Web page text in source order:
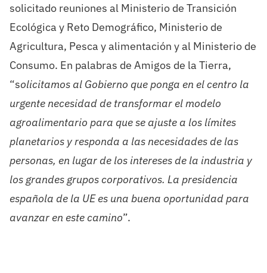
solicitado reuniones al Ministerio de Transición
Ecológica y Reto Demográfico, Ministerio de
Agricultura, Pesca y alimentación y al Ministerio de
Consumo. En palabras de Amigos de la Tierra,
“solicitamos al Gobierno que ponga en el centro la
urgente necesidad de transformar el modelo
agroalimentario para que se ajuste a los límites
planetarios y responda a las necesidades de las
personas, en lugar de los intereses de la industria y
los grandes grupos corporativos. La presidencia
española de la UE es una buena oportunidad para
avanzar en este camino”.